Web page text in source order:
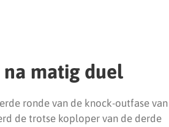
na matig duel
ronde van de knock-outfase van
de trotse koploper van de derde